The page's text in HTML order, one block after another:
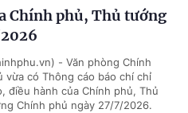
Chính phủ, Thủ tướng
- Văn phòng Chính
vừa có Thông cáo báo chí chỉ
điều hành của Chính phủ, Thủ
Chính phủ ngày 27/7/2026.